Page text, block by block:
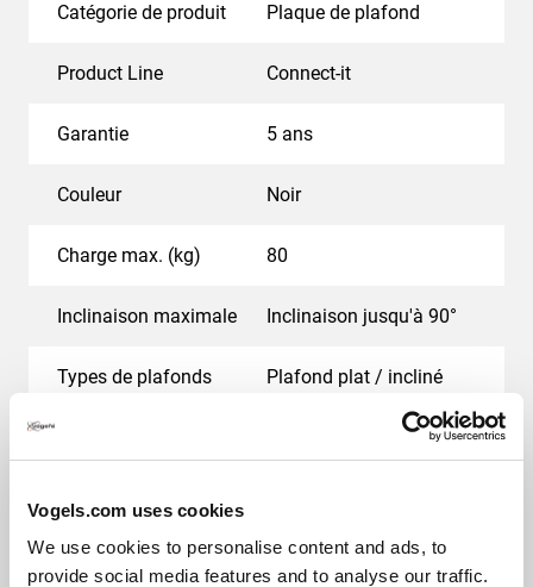
Vogels.com uses cookies
We use cookies to personalise content and ads, to
provide social media features and to analyse our traffic.
Catégorie de produit Plaque de plafond
Product Line Connect-it
Garantie 5 ans
Couleur Noir
Charge max. (kg) 80
Inclinaison maximale Inclinaison jusqu'à 90°
Types de plafonds Plafond plat / incliné
Plat / incliné 0-90°
Récompense & certificats